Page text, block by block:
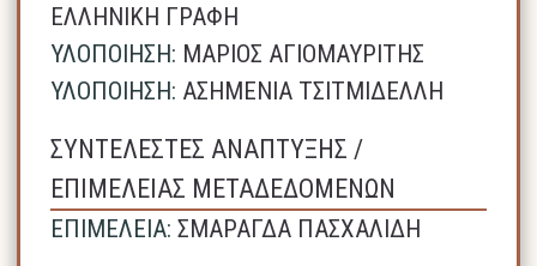
ΕΛΛΗΝΙΚΗ ΓΡΑΦΗ
ΥΛΟΠΟΙΗΣΗ: ΜΑΡΙΟΣ ΑΓΙΟΜΑΥΡΙΤΗΣ
ΥΛΟΠΟΙΗΣΗ: ΑΣΗΜΕΝΙΑ ΤΣΙΤΜΙΔΕΛΛΗ
ΣΥΝΤΕΛΕΣΤΕΣ ΑΝΑΠΤΥΞΗΣ /
ΕΠΙΜΕΛΕΙΑΣ ΜΕΤΑΔΕΔΟΜΕΝΩΝ
ΕΠΙΜΕΛΕΙΑ: ΣΜΑΡΑΓΔΑ ΠΑΣΧΑΛΙΔΗ